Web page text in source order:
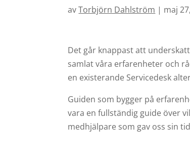
avTorbjörn Dahlström | maj
Det går knappast att
samlat våra erfarenheter och
en existerande Servicedesk
Guiden som bygger på
vara en fullständig guide över
medhjälpare som gav oss sin